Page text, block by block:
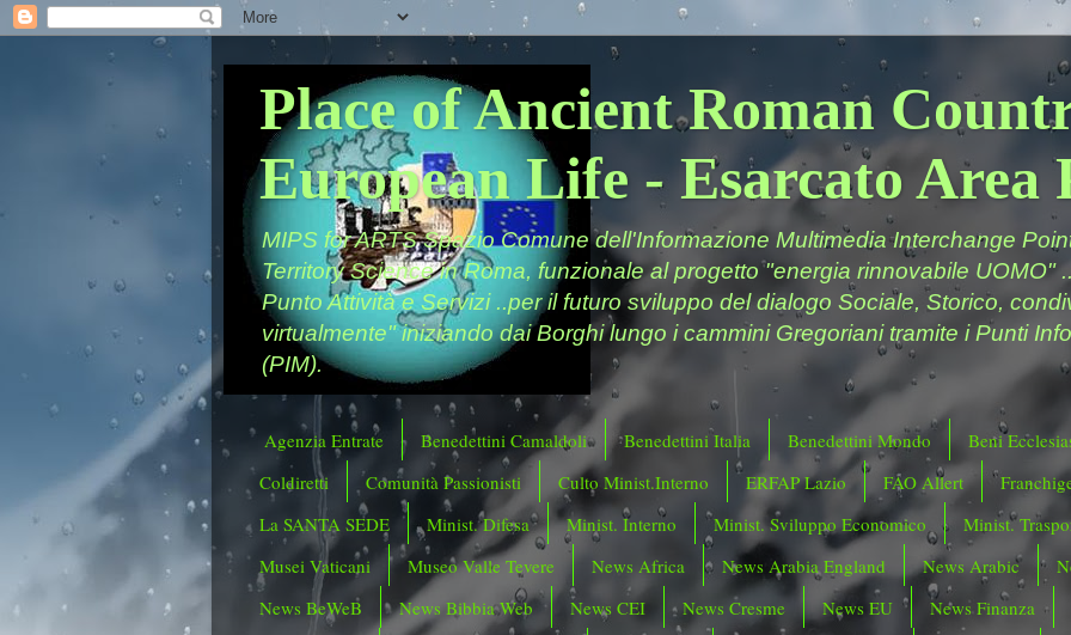
Place of Ancient Roman
European Life - Esarcato Area
MIPS for ARTS Spazio Comune dell'Informazione Multimedia Interchange
Territory Science in Roma, funzionale al progetto "energia rinnovabile UOMO"
Punto Attività e Servizi ..per il futuro sviluppo del dialogo Sociale, Storico,
virtualmente" iniziando dai Borghi lungo i cammini Gregoriani tramite i Punti
(PIM).
Agenzia Entrate Benedettini Camaldoli Benedettini Italia Benedettini Mondo
Beni
Coldiretti
Comunità Passionisti Culto Minist.Interno ERFAP Lazio FAO Allert
La SANTA SEDE
Minist. Difesa Minist. Interno Minist. Sviluppo Economico
Minist.
Musei Vaticani
Museo Valle Tevere News Africa News Arabia England News Arabic
News BeWeB
News Bibbia Web News CEI News Cresme News EU
News Finanza